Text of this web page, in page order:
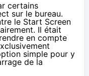
certains
sur le bureau.
le Start Screen
Il était
en compte
simple pour y
de la